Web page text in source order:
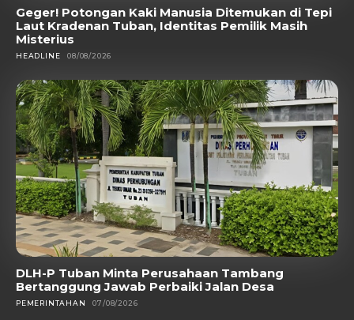
Geger! Potongan Kaki Manusia Ditemukan di Tepi
Laut Kradenan Tuban, Identitas Pemilik Masih
Misterius
HEADLINE 08/08/2026
DLH-P Tuban Minta Perusahaan Tambang
Bertanggung Jawab Perbaiki Jalan Desa
PEMERINTAHAN 07/08/2026